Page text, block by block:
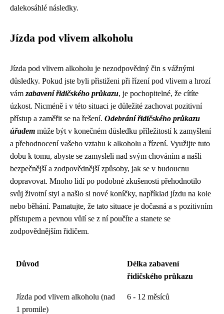
dalekosáhlé následky.
Jízda pod vlivem alkoholu
Jízda pod vlivem alkoholu je nezodpovědný čin s vážnými
důsledky. Pokud jste byli přistiženi při řízení pod vlivem a hrozí
vám zabavení řidičského průkazu, je pochopitelné, že cítíte
úzkost. Nicméně i v této situaci je důležité zachovat pozitivní
přístup a zaměřit se na řešení. Odebrání řidičského průkazu
úřadem může být v konečném důsledku příležitostí k zamyšlení
a přehodnocení vašeho vztahu k alkoholu a řízení. Využijte tuto
dobu k tomu, abyste se zamysleli nad svým chováním a našli
bezpečnější a zodpovědnější způsoby, jak se v budoucnu
dopravovat. Mnoho lidí po podobné zkušenosti přehodnotilo
svůj životní styl a našlo si nové koníčky, například jízdu na kole
nebo běhání. Pamatujte, že tato situace je dočasná a s pozitivním
přístupem a pevnou vůlí se z ní poučíte a stanete se
zodpovědnějším řidičem.
Důvod
Délka zabavení
řidičského průkazu
Jízda pod vlivem alkoholu (nad
1 promile)
6 - 12 měsíců